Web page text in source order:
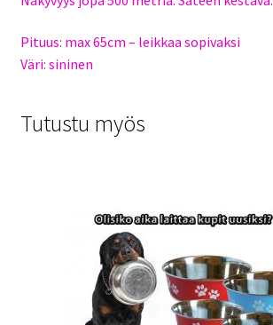
Pituus: max 65cm – leikkaa sopivaksi
Väri: sininen
Tutustu myös